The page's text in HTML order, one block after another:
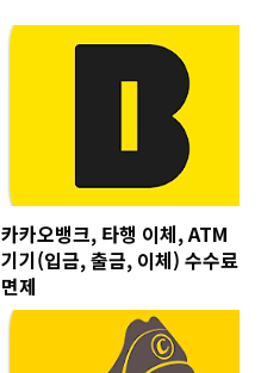
카카오뱅크, 타행 이체, ATM
기기(입금, 출금, 이체) 수수료
면제